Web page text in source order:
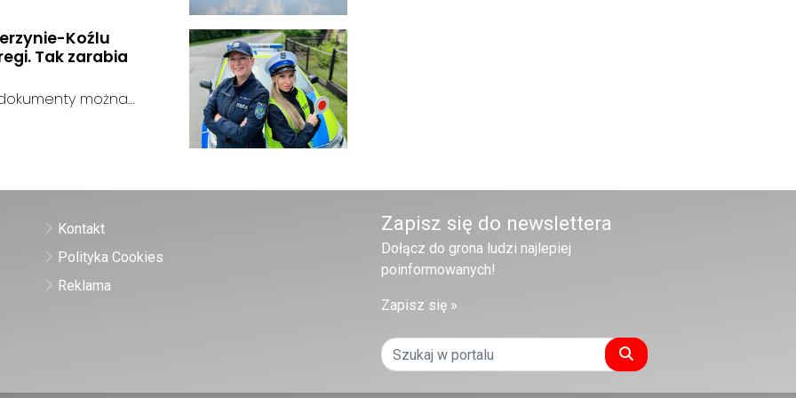
Koźlu
Tak zarabia
można
funkcjonariusz
Kontakt
Polityka Cookies
Reklama
Zapisz się do newslettera
Dołącz do grona ludzi najlepiej
poinformowanych!
Zapisz się »
Szukaj